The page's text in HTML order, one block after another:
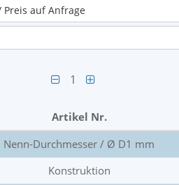
Preis auf Anfrage
1
Artikel Nr.
Nenn-Durchmesser / Ø D1 mm
Konstruktion